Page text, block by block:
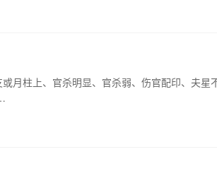
月柱上、官杀明显、官杀弱、伤官配印、夫星